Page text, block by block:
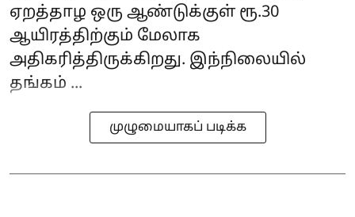
ஏறத்தாழ ஒரு ஆண்டுக்குள் ரூ.30
ஆயிரத்திற்கும் மேலாக
அதிகரித்திருக்கிறது. இந்நிலையில்
தங்கம் ...
முழுமையாகப் படிக்க